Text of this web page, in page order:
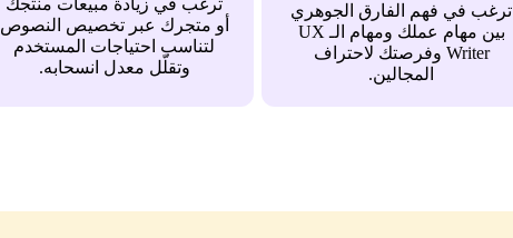
ترغب في فهم الفارق الجوهري
بين مهام عملك ومهام الـ UX
Writer وفرصتك لاحتراف
المجالين.
ترغب في زيادة مبيعات منتجك
أو متجرك عبر تخصيص النصوص
لتناسب احتياجات المستخدم
وتقلّل معدل انسحابه.